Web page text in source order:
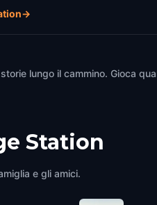
→
lungo il cammino. Gioca
Station
e gli amici.